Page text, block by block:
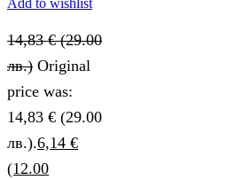
14,83€ (29.00
лв.) Original
price was:
14,83 € (29.00
лв.).6,14 €
(12.00